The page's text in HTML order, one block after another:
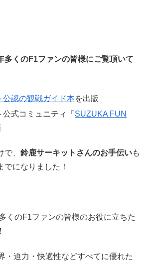
多くのF1ファンの皆様にご覧頂いて
公認の観戦ガイド本を出版
式コミュニティ「 SUZUKA FUN
、 鈴鹿サーキットさんのお手伝いも
でになりました！
くのF1ファンの皆様のお役に立ちた
・迫力・快適性などすべてに優れた